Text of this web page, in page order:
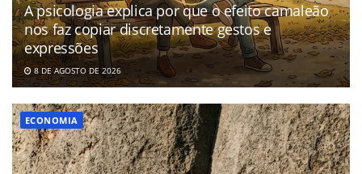
A psicologia explica por que o efeito camaleão
nos faz copiar discretamente gestos e
expressões
8 DE AGOSTO DE 2026
ECONOMIA